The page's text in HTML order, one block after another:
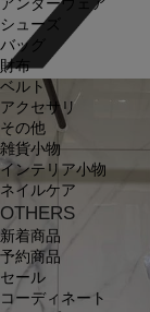
アンダーウェア
シューズ
バッグ
財布
ベルト
アクセサリ
その他
雑貨小物
インテリア小物
ネイルケア
OTHERS
新着商品
予約商品
セール
コーディネート